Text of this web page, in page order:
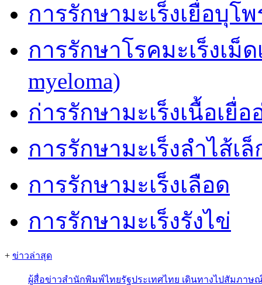
การรักษามะเร็งเยื่อบุโ
การรักษาโรคมะเร็งเม็
myeloma)
ก่ารรักษามะเร็งเนื้อเยื่อ
การรักษามะเร็งลำไส้เล็
การรักษามะเร็งเลือด
การรักษามะเร็งรังไข่
+ ข่าวล่าสุด
ผู้สื่อข่าวสำนักพิมพ์ไทยรัฐประเทศไทย เดินทางไปสัมภาษณ์